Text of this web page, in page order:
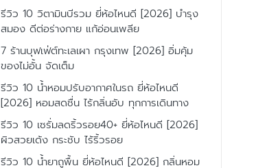
รีวิว 10 วิตามินบีรวม ยี่ห้อไหนดี [2026] บำรุง
สมอง ดีต่อร่างกาย แก้อ่อนเพลีย
7 ร้านบุฟเฟ่ต์ทะเลเผา กรุงเทพ [2026] อิ่มคุ้ม
ของไม่อั้น จัดเต็ม
รีวิว 10 น้ำหอมปรับอากาศในรถ ยี่ห้อไหนดี
[2026] หอมสดชื่น ไร้กลิ่นอับ ทุกการเดินทาง
รีวิว 10 เซรั่มลดริ้วรอย40+ ยี่ห้อไหนดี [2026]
ผิวสวยเด้ง กระชับ ไร้ริ้วรอย
รีวิว 10 น้ำยาถูพื้น ยี่ห้อไหนดี [2026] กลิ่นหอม